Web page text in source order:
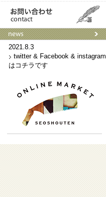
2021.9.3
ネットショップはこちらです
2021.8.3
twitter & Facebook & instagram
はコチラです